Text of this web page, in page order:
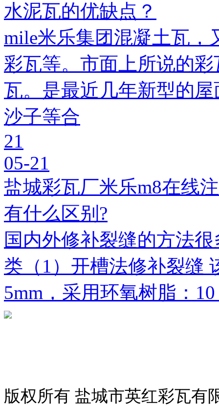
水泥瓦的优缺点？
mile米乐集团混凝土瓦，
彩瓦等。市面上所说的
瓦。是最近几年新型的
沙子等合
21
05-21
盐城彩瓦厂米乐m8在线
有什么区别?
国内外修补裂缝的方法
类（1）开槽法修补裂缝
5mm，采用环氧树脂：
版权所有 盐城市英红彩瓦有